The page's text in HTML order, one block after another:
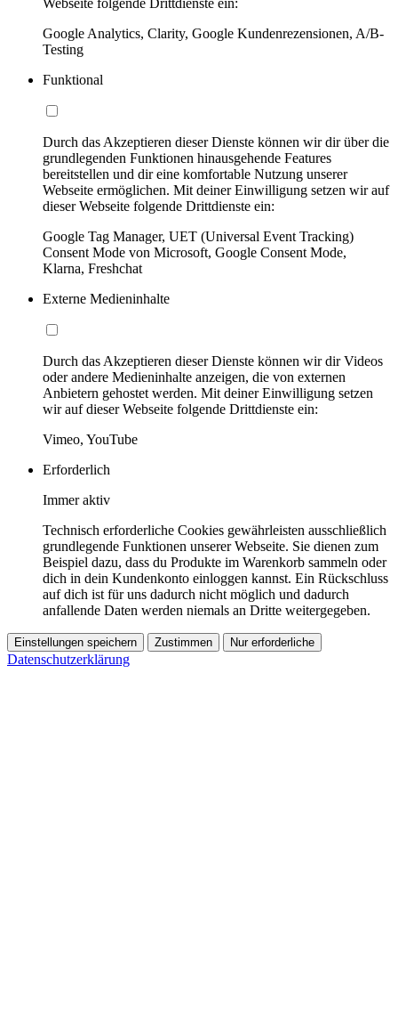
Google Analytics, Clarity, Google Kundenrezensionen, A/B-
Testing
Funktional
Durch das Akzeptieren dieser Dienste können wir dir über die
grundlegenden Funktionen hinausgehende Features
bereitstellen und dir eine komfortable Nutzung unserer
Webseite ermöglichen. Mit deiner Einwilligung setzen wir auf
dieser Webseite folgende Drittdienste ein:
Google Tag Manager, UET (Universal Event Tracking)
Consent Mode von Microsoft, Google Consent Mode,
Klarna, Freshchat
Externe Medieninhalte
Durch das Akzeptieren dieser Dienste können wir dir Videos
oder andere Medieninhalte anzeigen, die von externen
Anbietern gehostet werden. Mit deiner Einwilligung setzen
wir auf dieser Webseite folgende Drittdienste ein:
Vimeo, YouTube
Erforderlich
Immer aktiv
Technisch erforderliche Cookies gewährleisten ausschließlich
grundlegende Funktionen unserer Webseite. Sie dienen zum
Beispiel dazu, dass du Produkte im Warenkorb sammeln oder
dich in dein Kundenkonto einloggen kannst. Ein Rückschluss
auf dich ist für uns dadurch nicht möglich und dadurch
anfallende Daten werden niemals an Dritte weitergegeben.
Einstellungen speichern Zustimmen Nur erforderliche
Datenschutzerklärung